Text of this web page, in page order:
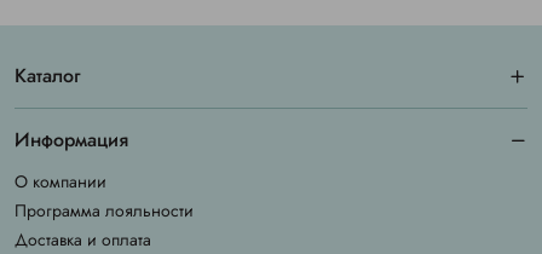
Каталог
Информация
О компании
Программа лояльности
Доставка и оплата